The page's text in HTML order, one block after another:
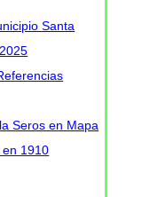
Santa
Seros en Mapa
en 1910